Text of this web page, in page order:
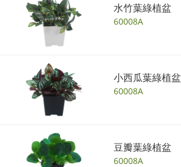
水竹葉綠植盆
60008A
小西瓜葉綠植盆
60008A
豆瓣葉綠植盆
60008A